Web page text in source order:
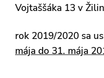
Vojtaššáka 13 v
rok 2019/2020 sa
mája do 31. mája